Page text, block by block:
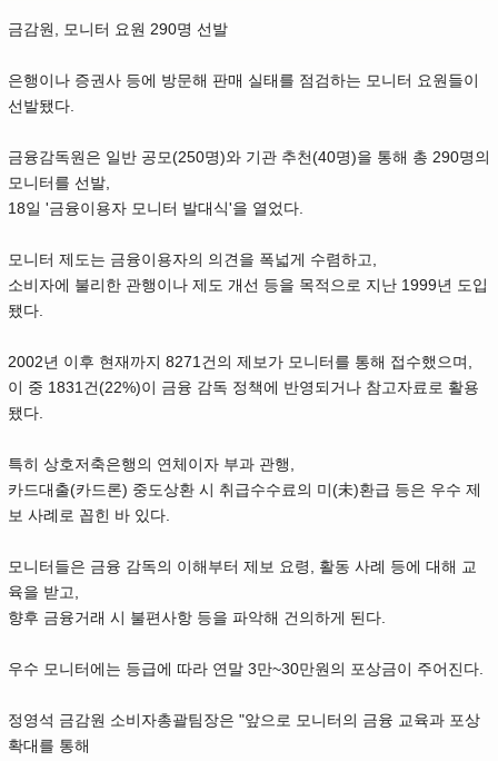
금감원, 모니터 요원 290명 선발
은행이나 증권사 등에 방문해 판매 실태를 점검하는 모니터 요원들이
선발됐다.
금융감독원은 일반 공모(250명)와 기관 추천(40명)을 통해 총 290명의
모니터를 선발,
18일 '금융이용자 모니터 발대식'을 열었다.
모니터 제도는 금융이용자의 의견을 폭넓게 수렴하고,
소비자에 불리한 관행이나 제도 개선 등을 목적으로 지난 1999년 도입
됐다.
2002년 이후 현재까지 8271건의 제보가 모니터를 통해 접수했으며,
이 중 1831건(22%)이 금융 감독 정책에 반영되거나 참고자료로 활용
됐다.
특히 상호저축은행의 연체이자 부과 관행,
카드대출(카드론) 중도상환 시 취급수수료의 미(未)환급 등은 우수 제
보 사례로 꼽힌 바 있다.
모니터들은 금융 감독의 이해부터 제보 요령, 활동 사례 등에 대해 교
육을 받고,
향후 금융거래 시 불편사항 등을 파악해 건의하게 된다.
우수 모니터에는 등급에 따라 연말 3만~30만원의 포상금이 주어진다.
정영석 금감원 소비자총괄팀장은 "앞으로 모니터의 금융 교육과 포상
확대를 통해